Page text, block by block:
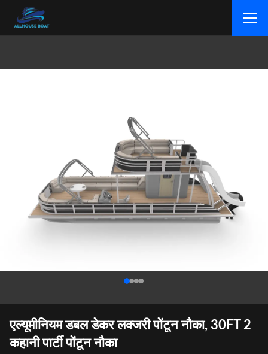
एल्यूमीनियम डबल डेकर लक्जरी पोंटून नौका, 30FT 2
कहानी पार्टी पोंटून नौका